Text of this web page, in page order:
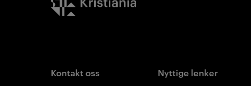
Kontakt oss Nyttige lenker